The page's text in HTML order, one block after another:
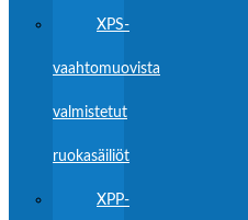
XPS-
vaahtomuovista
valmistetut
ruokasäiliöt
XPP-